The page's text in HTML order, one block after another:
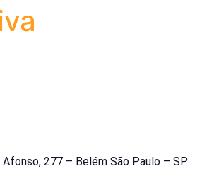
Afonso, 277 – Belém São Paulo – SP